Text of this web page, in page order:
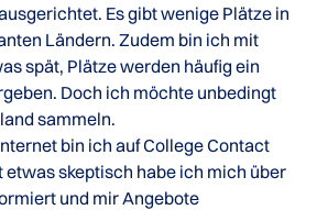
Es gibt wenige Plätze in
Ländern. Zudem bin ich mit
spät, Plätze werden häufig ein
Doch ich möchte unbedingt
sammeln.
bin ich auf College Contact
skeptisch habe ich mich über
und mir Angebote